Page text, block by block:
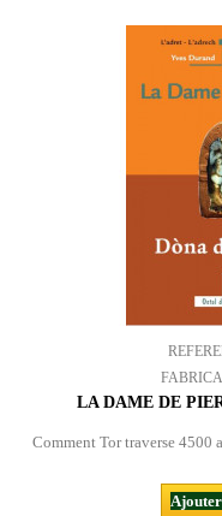
LA DAME DE
Comment Tor traverse 4500